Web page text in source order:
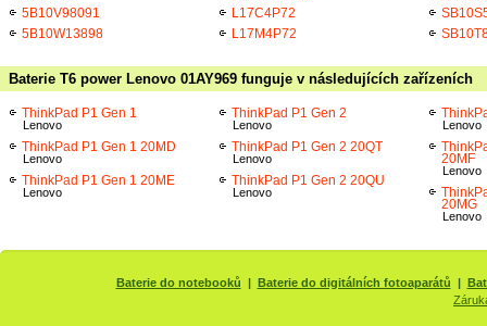
5B10V98091
5B10W13898
L17C4P72
L17M4P72
Baterie T6 power Lenovo 01AY969 funguje v následujících zařízeních
ThinkPad P1 Gen 1
Lenovo
ThinkPad P1 Gen 1 20MD
Lenovo
ThinkPad P1 Gen 1 20ME
Lenovo
ThinkPad P1 Gen 2
Lenovo
ThinkPad P1 Gen 2 20QT
Lenovo
ThinkPad P1 Gen 2 20QU
Lenovo
Lenovo
20MF
Lenovo
20MG
Lenovo
Baterie do notebooků | Baterie do digitálních fotoaparátů |